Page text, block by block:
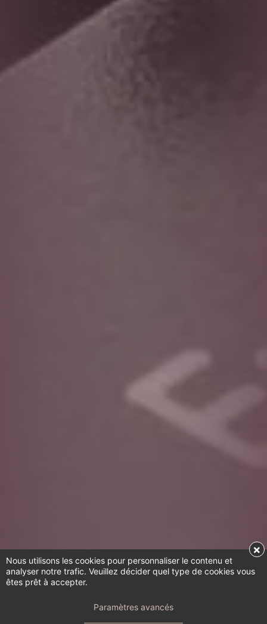
Nous utilisons les cookies pour personnaliser le contenu et
analyser notre trafic. Veuillez décider quel type de cookies vous
êtes prêt à accepter.
Paramètres avancés
×